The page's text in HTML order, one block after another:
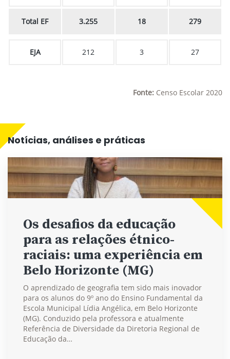
Total EF 3.255 18 279
EJA 212 3 27
Fonte: Censo Escolar 2020
Notícias, análises e práticas
Os desafios da educação
para as relações étnico-
raciais: uma experiência em
Belo Horizonte (MG)
O aprendizado de geografia tem sido mais inovador
para os alunos do 9º ano do Ensino Fundamental da
Escola Municipal Lídia Angélica, em Belo Horizonte
(MG). Conduzido pela professora e atualmente
Referência de Diversidade da Diretoria Regional de
Educação da…